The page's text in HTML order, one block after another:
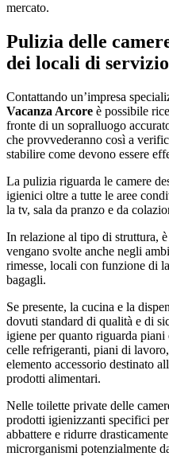
mercato.
Pulizia delle
dei locali di servizio
Contattando un’impresa
Vacanza Arcore è possibile
fronte di un sopralluogo
che provvederanno così a
stabilire come devono essere
La pulizia riguarda le camere
igienici oltre a tutte le aree
la tv, sala da pranzo e da
In relazione al tipo di struttura,
vengano svolte anche negli
rimesse, locali con funzione di
bagagli.
Se presente, la cucina e la
dovuti standard di qualità e di
igiene per quanto riguarda
celle refrigeranti, piani di
elemento accessorio destinato
prodotti alimentari.
Nelle toilette private delle
prodotti igienizzanti specifici
abbattere e ridurre
microrganismi potenzialmente